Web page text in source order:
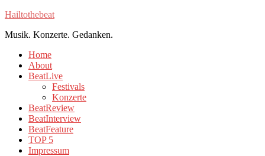
Hailtothebeat
Musik. Konzerte. Gedanken.
Home
About
BeatLive
Festivals
Konzerte
BeatReview
BeatInterview
BeatFeature
TOP 5
Impressum